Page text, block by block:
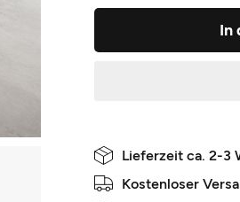
In
Lieferzeit ca. 2-3
Kostenloser